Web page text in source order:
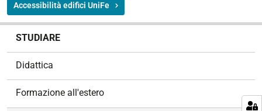
Accessibilità edifici UniFe
STUDIARE
Didattica
Formazione all'estero